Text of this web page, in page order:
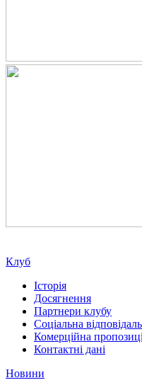
Клуб
Історія
Досягнення
Партнери клубу
Соціальна
Комерційна
Контактні дані
Новини